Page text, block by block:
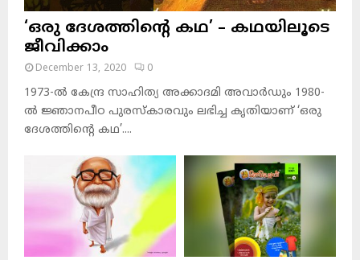
‘ഒരു ദേശത്തിന്റെ കഥ’ – കഥയിലൂടെ
ജീവിക്കാം
December 13, 2020 0
1973-ല്‍ കേന്ദ്ര സാഹിത്യ അക്കാദമി അവാര്‍ഡും 1980-
ല്‍ ജ്ഞാനപീഠ പുരസ്‌കാരവും ലഭിച്ച കൃതിയാണ് ‘ഒരു
ദേശത്തിന്റെ കഥ’....